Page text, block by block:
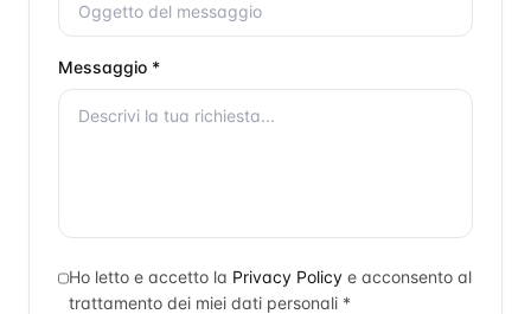
Messaggio *
Ho letto e accetto la Privacy Policy e acconsento al
trattamento dei miei dati personali *